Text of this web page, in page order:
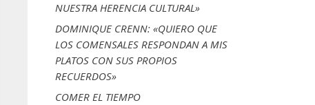
NUESTRA HERENCIA CULTURAL»
DOMINIQUE CRENN: «QUIERO QUE
LOS COMENSALES RESPONDAN A MIS
PLATOS CON SUS PROPIOS
RECUERDOS»
COMER EL TIEMPO